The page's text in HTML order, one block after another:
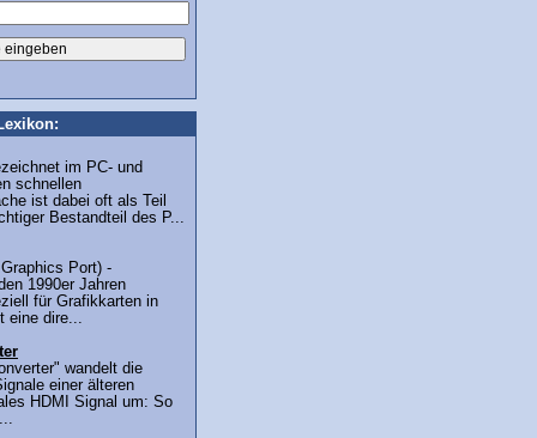
im PC- und
schnellen
ist dabei oft als Teil
Bestandteil des P...
Port) -
1990er Jahren
für Grafikkarten in
eine dire...
wandelt die
einer älteren
HDMI Signal um: So